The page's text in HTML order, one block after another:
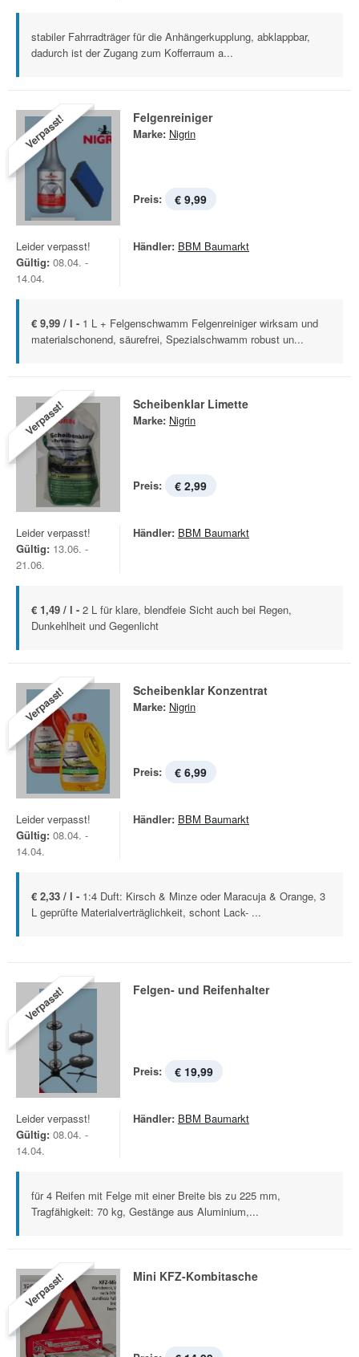
stabiler Fahrradträger für die Anhängerkupplung, abklappbar,
dadurch ist der Zugang zum Kofferraum a...
Verpasst! Felgenreiniger
Marke: Nigrin
Preis: € 9,99
Leider verpasst!
Gültig: 08.04. -
14.04.
Händler: BBM Baumarkt
€ 9,99 / l - 1 L + Felgenschwamm Felgenreiniger wirksam und
materialschonend, säurefrei, Spezialschwamm robust un...
Verpasst! Scheibenklar Limette
Marke: Nigrin
Preis: € 2,99
Leider verpasst!
Gültig: 13.06. -
21.06.
Händler: BBM Baumarkt
€ 1,49 / l - 2 L für klare, blendfeie Sicht auch bei Regen,
Dunkehlheit und Gegenlicht
Verpasst! Scheibenklar Konzentrat
Marke: Nigrin
Preis: € 6,99
Leider verpasst!
Gültig: 08.04. -
14.04.
Händler: BBM Baumarkt
€ 2,33 / l - 1:4 Duft: Kirsch & Minze oder Maracuja & Orange, 3
L geprüfte Materialverträglichkeit, schont Lack- ...
Verpasst! Felgen- und Reifenhalter
Preis: € 19,99
Leider verpasst!
Gültig: 08.04. -
14.04.
Händler: BBM Baumarkt
für 4 Reifen mit Felge mit einer Breite bis zu 225 mm,
Tragfähigkeit: 70 kg, Gestänge aus Aluminium,...
Verpasst! Mini KFZ-Kombitasche